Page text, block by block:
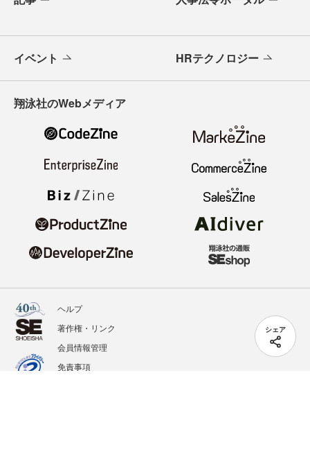
シェア
イベント HRテクノロジー
翔泳社のWebメディア
ヘルプ
著作権・リンク
会員情報管理
免責事項